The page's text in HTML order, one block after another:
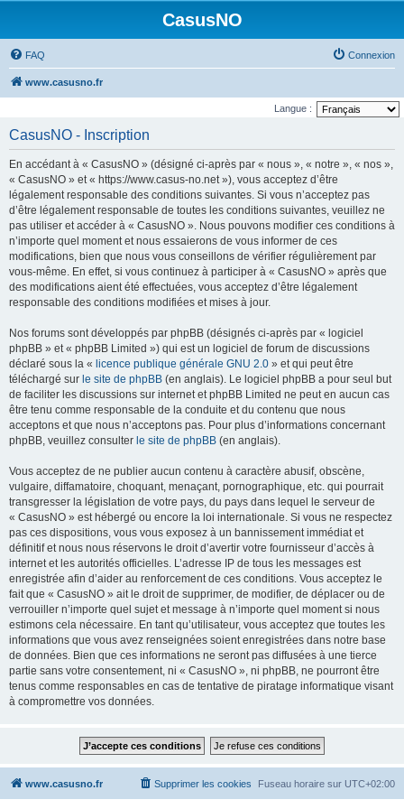
CasusNO
FAQ Connexion
www.casusno.fr
Langue :
CasusNO - Inscription
En accédant à « CasusNO » (désigné ci-après par « nous », « notre », « nos »,
« CasusNO » et « https://www.casus-no.net »), vous acceptez d’être
légalement responsable des conditions suivantes. Si vous n’acceptez pas
d’être légalement responsable de toutes les conditions suivantes, veuillez ne
pas utiliser et accéder à « CasusNO ». Nous pouvons modifier ces conditions à
n’importe quel moment et nous essaierons de vous informer de ces
modifications, bien que nous vous conseillons de vérifier régulièrement par
vous-même. En effet, si vous continuez à participer à « CasusNO » après que
des modifications aient été effectuées, vous acceptez d’être légalement
responsable des conditions modifiées et mises à jour.
Nos forums sont développés par phpBB (désignés ci-après par « logiciel
phpBB » et « phpBB Limited ») qui est un logiciel de forum de discussions
déclaré sous la « licence publique générale GNU 2.0 » et qui peut être
téléchargé sur le site de phpBB (en anglais). Le logiciel phpBB a pour seul but
de faciliter les discussions sur internet et phpBB Limited ne peut en aucun cas
être tenu comme responsable de la conduite et du contenu que nous
acceptons et que nous n’acceptons pas. Pour plus d’informations concernant
phpBB, veuillez consulter le site de phpBB (en anglais).
Vous acceptez de ne publier aucun contenu à caractère abusif, obscène,
vulgaire, diffamatoire, choquant, menaçant, pornographique, etc. qui pourrait
transgresser la législation de votre pays, du pays dans lequel le serveur de
« CasusNO » est hébergé ou encore la loi internationale. Si vous ne respectez
pas ces dispositions, vous vous exposez à un bannissement immédiat et
définitif et nous nous réservons le droit d’avertir votre fournisseur d’accès à
internet et les autorités officielles. L’adresse IP de tous les messages est
enregistrée afin d’aider au renforcement de ces conditions. Vous acceptez le
fait que « CasusNO » ait le droit de supprimer, de modifier, de déplacer ou de
verrouiller n’importe quel sujet et message à n’importe quel moment si nous
estimons cela nécessaire. En tant qu’utilisateur, vous acceptez que toutes les
informations que vous avez renseignées soient enregistrées dans notre base
de données. Bien que ces informations ne seront pas diffusées à une tierce
partie sans votre consentement, ni « CasusNO », ni phpBB, ne pourront être
tenus comme responsables en cas de tentative de piratage informatique visant
à compromettre vos données.
www.casusno.fr Fuseau horaire sur UTC+02:00
Supprimer les cookies